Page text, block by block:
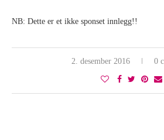
NB: Dette er et ikke sponset innlegg!!
2. desember 2016 0